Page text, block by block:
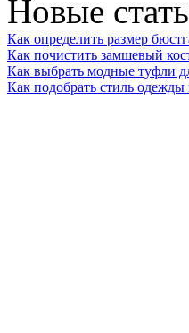
Новые
Как определить размер
Как почистить замшевый
Как выбрать модные туфли
Как подобрать стиль